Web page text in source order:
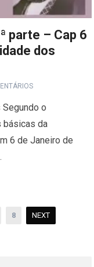
parte – Cap 6
dos
o
básicas da
6 de Janeiro de
8 NEXT